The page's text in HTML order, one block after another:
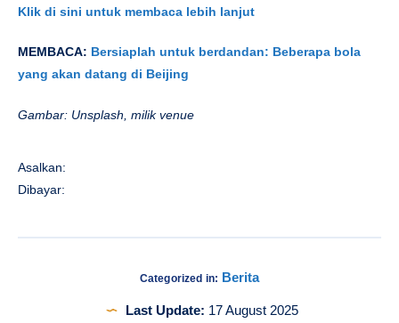
Klik di sini untuk membaca lebih lanjut
MEMBACA: Bersiaplah untuk berdandan: Beberapa bola
yang akan datang di Beijing
Gambar: Unsplash, milik venue
Asalkan:
Dibayar:
Categorized in: Berita
Last Update: 17 August 2025